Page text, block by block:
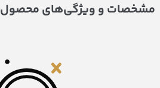
مشخصات و ویژگی‌های محصول